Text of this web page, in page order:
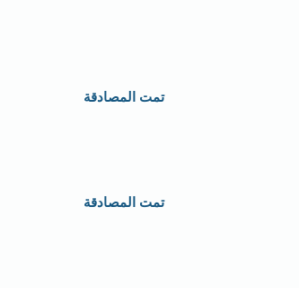
تمت المصادقة
تمت المصادقة